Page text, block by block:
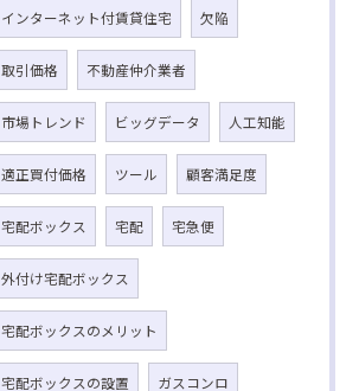
インターネット付賃貸住宅 欠陥
取引価格 不動産仲介業者
市場トレンド ビッグデータ 人工知能
適正買付価格 ツール 顧客満足度
宅配ボックス 宅配 宅急便
外付け宅配ボックス
宅配ボックスのメリット
宅配ボックスの設置 ガスコンロ